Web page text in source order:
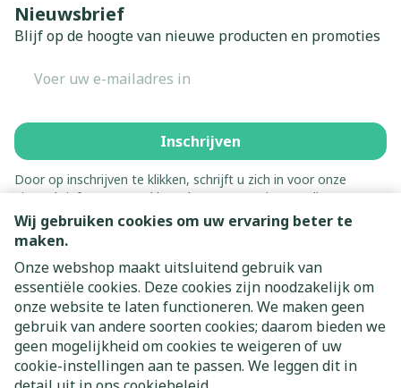
Wij gebruiken cookies om uw ervaring beter te
maken.
Onze webshop maakt uitsluitend gebruik van
essentiële cookies. Deze cookies zijn noodzakelijk om
onze website te laten functioneren. We maken geen
gebruik van andere soorten cookies; daarom bieden we
geen mogelijkheid om cookies te weigeren of uw
cookie-instellingen aan te passen. We leggen dit in
Nieuwsbrief
Blijf op de hoogte van nieuwe producten en promoties
Inschrijven
Door op inschrijven te klikken, schrijft u zich in voor onze
nieuwsbrief en gaat u akkoord met onzeprivacy policy.
Juridische links